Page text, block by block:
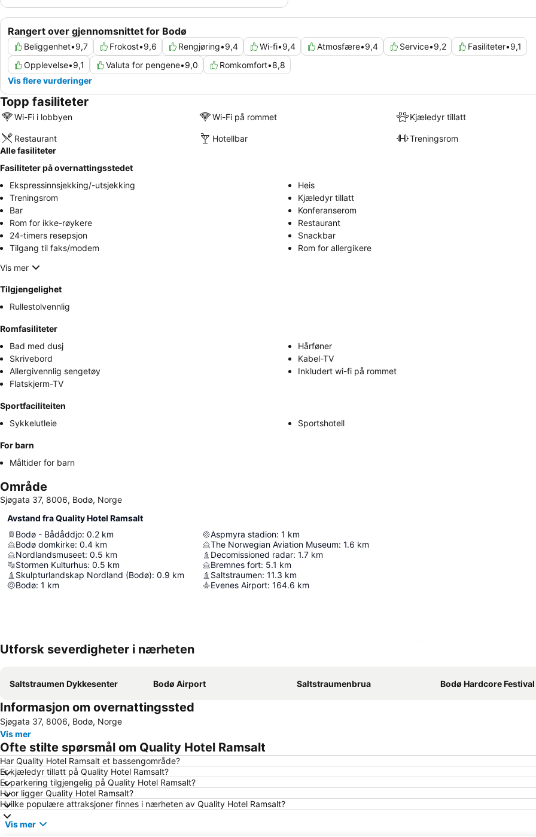
Rangert over gjennomsnittet for Bodø
Beliggenhet•9,7 Frokost•9,6 Rengjøring•9,4 Wi-fi•9,4 Atmosfære•9,4 Service•9,2 Fasiliteter•9,1
Opplevelse•9,1 Valuta for pengene•9,0 Romkomfort•8,8
Vis flere vurderinger
Topp fasiliteter
Wi-Fi i lobbyen Wi-Fi på rommet Kjæledyr tillatt
Restaurant Hotellbar
Treningsrom
Alle fasiliteter
Fasiliteter på overnattingsstedet
Ekspressinnsjekking/-utsjekking
Heis
Treningsrom
Kjæledyr tillatt
Bar
Konferanserom
Rom for ikke-røykere
Restaurant
24-timers resepsjon
Snackbar
Tilgang til faks/modem
Rom for allergikere
Vis mer
Tilgjengelighet
Rullestolvennlig
Romfasiliteter
Bad med dusj
Hårføner
Skrivebord
Kabel-TV
Allergivennlig sengetøy
Inkludert wi-fi på rommet
Flatskjerm-TV
Sportfaciliteiten
Sykkelutleie
Sportshotell
For barn
Måltider for barn
Område
Sjøgata 37, 8006, Bodø, Norge
Avstand fra Quality Hotel Ramsalt
Bodø - Bådåddjo: 0.2 km
Bodø domkirke: 0.4 km
Nordlandsmuseet: 0.5 km
Stormen Kulturhus: 0.5 km
Skulpturlandskap Nordland (Bodø): 0.9 km
Bodø: 1 km
Aspmyra stadion: 1 km
The Norwegian Aviation Museum: 1.6 km
Decomissioned radar: 1.7 km
Bremnes fort: 5.1 km
Saltstraumen: 11.3 km
Evenes Airport: 164.6 km
Utforsk severdigheter i nærheten
Saltstraumen Dykkesenter Bodø Airport Saltstraumenbrua Bodø Hardcore Festival
Informasjon om overnattingssted
Sjøgata 37, 8006, Bodø, Norge
Vis mer
Ofte stilte spørsmål om Quality Hotel Ramsalt
Har Quality Hotel Ramsalt et bassengområde?
Er kjæledyr tillatt på Quality Hotel Ramsalt?
Er parkering tilgjengelig på Quality Hotel Ramsalt?
Hvor ligger Quality Hotel Ramsalt?
Hvilke populære attraksjoner finnes i nærheten av Quality Hotel Ramsalt?
Vis mer